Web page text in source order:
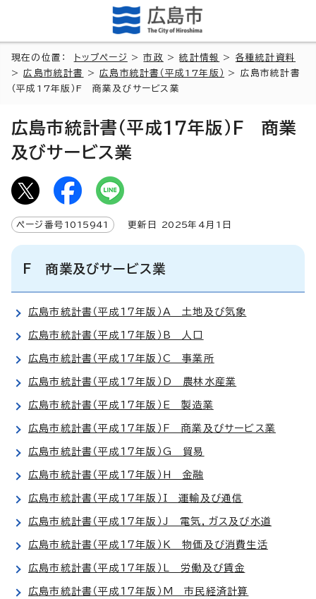
現在の位置： トップページ >市政 >統計情報 > 各種統計資料
>広島市統計書 >広島市統計書（平成17年版）
> 広島市統計書
（平成17年版）F 商業及びサービス業
広島市統計書（平成17年版）F 商業
及びサービス業
ページ番号 1015941 更新日 2025年4月1日
F 商業及びサービス業
広島市統計書（平成17年版）A 土地及び気象
広島市統計書（平成17年版）B 人口
広島市統計書（平成17年版）C 事業所
広島市統計書（平成17年版）D 農林水産業
広島市統計書（平成17年版）E 製造業
広島市統計書（平成17年版）F 商業及びサービス業
広島市統計書（平成17年版）G 貿易
広島市統計書（平成17年版）H 金融
広島市統計書（平成17年版）I 運輸及び通信
広島市統計書（平成17年版）J 電気，ガス及び水道
広島市統計書（平成17年版）K 物価及び消費生活
広島市統計書（平成17年版）L 労働及び賃金
広島市統計書（平成17年版）M 市民経済計算